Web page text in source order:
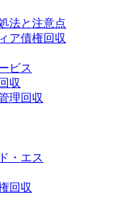
法と注意点
ア債権回収
ビス
収
理回収
・エス
回収